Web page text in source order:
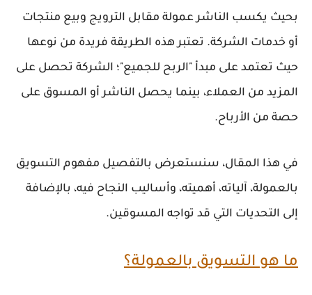
بحيث يكسب الناشر عمولة مقابل الترويج وبيع منتجات
أو خدمات الشركة. تعتبر هذه الطريقة فريدة من نوعها
حيث تعتمد على مبدأ "الربح للجميع"؛ الشركة تحصل على
المزيد من العملاء، بينما يحصل الناشر أو المسوق على
حصة من الأرباح.
في هذا المقال، سنستعرض بالتفصيل مفهوم التسويق
بالعمولة، آلياته، أهميته، وأساليب النجاح فيه، بالإضافة
إلى التحديات التي قد تواجه المسوقين.
ما هو التسويق بالعمولة؟